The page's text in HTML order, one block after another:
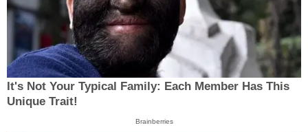
It's Not Your Typical Family: Each Member Has This
Unique Trait!
Brainberries